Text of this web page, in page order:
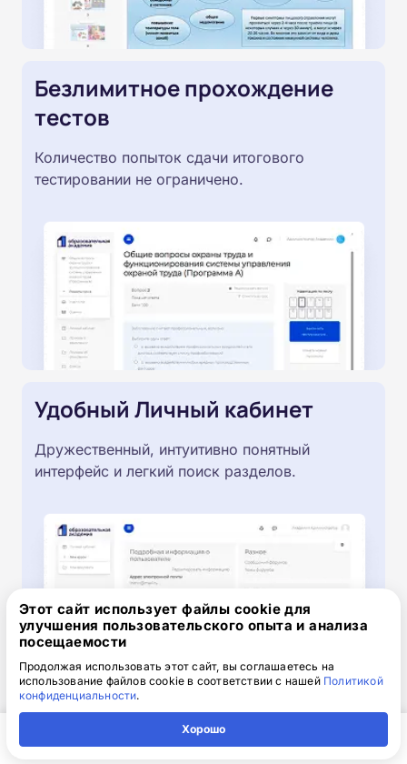
Безлимитное прохождение
тестов
Количество попыток сдачи итогового
тестировании не ограничено.
Удобный Личный кабинет
Дружественный, интуитивно понятный
интерфейс и легкий поиск разделов.
Этот сайт использует файлы cookie для
улучшения пользовательского опыта и анализа
посещаемости
Продолжая использовать этот сайт, вы соглашаетесь на
использование файлов cookie в соответствии с нашей Политикой
конфиденциальности.
Хорошо